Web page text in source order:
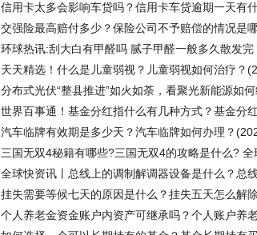
信用卡太多会影响车贷吗？信用卡车贷逾期一天有
交强险最高赔付多少？保险公司不予赔偿的情况是
环球热讯:刮大白有甲醛吗 腻子甲醛一般多久散发完
天天精选！什么是儿童弱视？儿童弱视如何治疗？
分布式光伏“整县推进”如火如荼，看聚光新能源如何
世界百事通！基金分红指什么有几种方式？基金分
汽车临牌有效期是多少天？汽车临牌如何办理？
三国无双4秘籍有哪些?三国无双4的攻略是什么? 全
全球快资讯丨总线上的调制解调器设备是什么？总
29)
挂失需要等候七天的原因是什么？挂失五天怎么解
个人养老金资金账户内资产可继承吗？个人账户养